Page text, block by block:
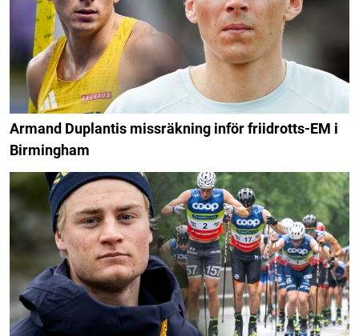
Armand Duplantis missräkning inför friidrotts-EM i
Birmingham